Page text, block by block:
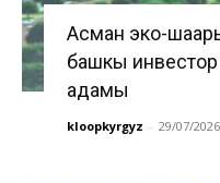
Асман эко-
башкы
адамы
kloopkyrgyz - 29/07/2026